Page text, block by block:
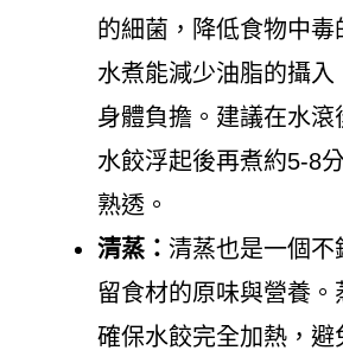
的細菌，降低食物中毒
水煮能減少油脂的攝
身體負擔。建議在水滾
水餃浮起後再煮約5-8
熟透。
清蒸： 清蒸也是一個不
留食材的原味與營養。
確保水餃完全加熱，避